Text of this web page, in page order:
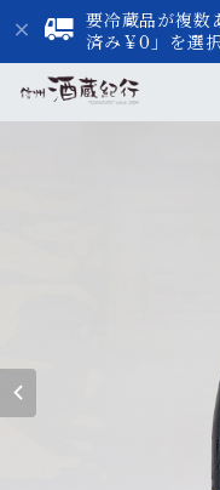
要冷蔵品が複数
済み￥0」を選